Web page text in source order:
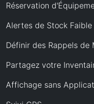
Réservation
Alertes de Stock Faible
Définir des Rappels de
Partagez votre
Affichage sans